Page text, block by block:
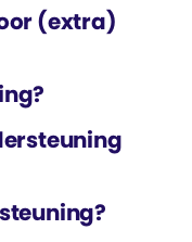
(extra)